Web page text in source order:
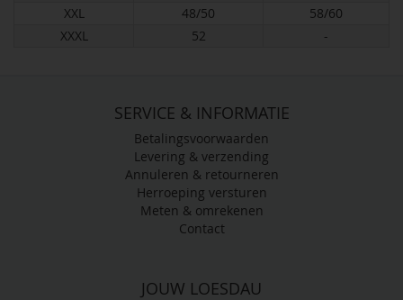
XXL
48/50
58/60
XXXL
52 -
SERVICE & INFORMATIE
Betalingsvoorwaarden
Levering & verzending
Annuleren & retourneren
Herroeping versturen
Meten & omrekenen
Contact
JOUW LOESDAU